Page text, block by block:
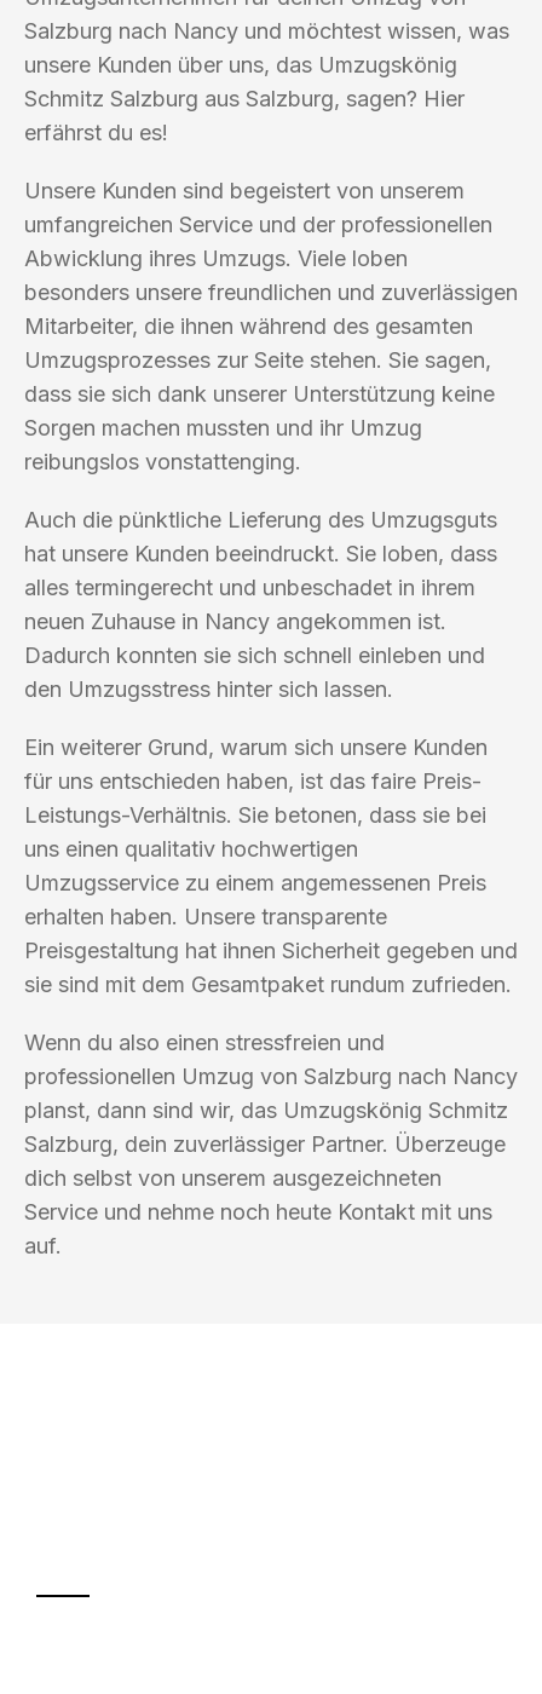
Salzburg nach Nancy und möchtest wissen, was
unsere Kunden über uns, das Umzugskönig
Schmitz Salzburg aus Salzburg, sagen? Hier
erfährst du es!
Unsere Kunden sind begeistert von unserem
umfangreichen Service und der professionellen
Abwicklung ihres Umzugs. Viele loben
besonders unsere freundlichen und zuverlässigen
Mitarbeiter, die ihnen während des gesamten
Umzugsprozesses zur Seite stehen. Sie sagen,
dass sie sich dank unserer Unterstützung keine
Sorgen machen mussten und ihr Umzug
reibungslos vonstattenging.
Auch die pünktliche Lieferung des Umzugsguts
hat unsere Kunden beeindruckt. Sie loben, dass
alles termingerecht und unbeschadet in ihrem
neuen Zuhause in Nancy angekommen ist.
Dadurch konnten sie sich schnell einleben und
den Umzugsstress hinter sich lassen.
Ein weiterer Grund, warum sich unsere Kunden
für uns entschieden haben, ist das faire Preis-
Leistungs-Verhältnis. Sie betonen, dass sie bei
uns einen qualitativ hochwertigen
Umzugsservice zu einem angemessenen Preis
erhalten haben. Unsere transparente
Preisgestaltung hat ihnen Sicherheit gegeben und
sie sind mit dem Gesamtpaket rundum zufrieden.
Wenn du also einen stressfreien und
professionellen Umzug von Salzburg nach Nancy
planst, dann sind wir, das Umzugskönig Schmitz
Salzburg, dein zuverlässiger Partner. Überzeuge
dich selbst von unserem ausgezeichneten
Service und nehme noch heute Kontakt mit uns
auf.